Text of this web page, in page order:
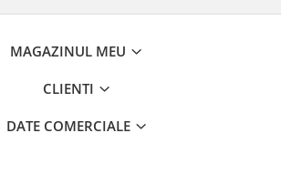
MAGAZINUL MEU
CLIENTI
DATE COMERCIALE